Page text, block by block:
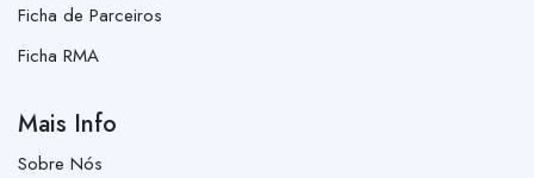
Ficha de Parceiros
Ficha RMA
Mais Info
Sobre Nós